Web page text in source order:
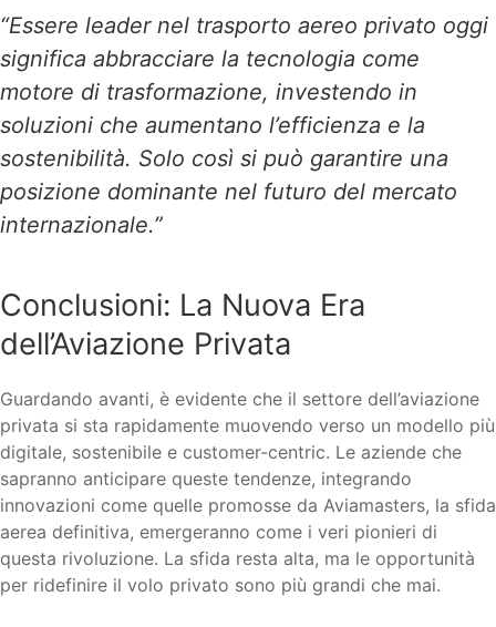
“Essere leader nel trasporto aereo privato oggi
significa abbracciare la tecnologia come
motore di trasformazione, investendo in
soluzioni che aumentano l’efficienza e la
sostenibilità. Solo così si può garantire una
posizione dominante nel futuro del mercato
internazionale.”
Conclusioni: La Nuova Era
dell’Aviazione Privata
Guardando avanti, è evidente che il settore dell’aviazione
privata si sta rapidamente muovendo verso un modello più
digitale, sostenibile e customer-centric. Le aziende che
sapranno anticipare queste tendenze, integrando
innovazioni come quelle promosse da Aviamasters, la sfida
aerea definitiva, emergeranno come i veri pionieri di
questa rivoluzione. La sfida resta alta, ma le opportunità
per ridefinire il volo privato sono più grandi che mai.